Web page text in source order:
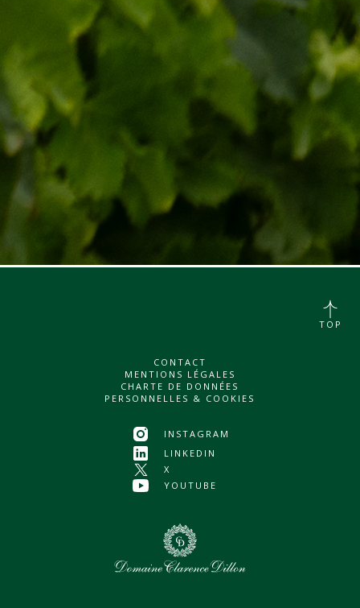
CONTACT
MENTIONS LÉGALES
CHARTE DE DONNÉES
PERSONNELLES & COOKIES
INSTAGRAM
LINKEDIN
X
YOUTUBE
TOP